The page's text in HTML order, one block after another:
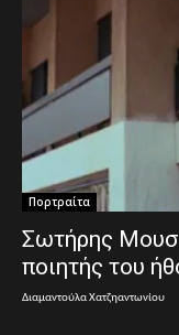
Πορτραίτα
Σωτήρης
ποιητής του
Διαμαντούλα Χατζηαντωνίου